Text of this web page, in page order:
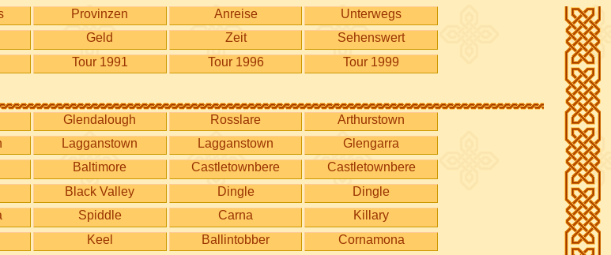
Provinzen Anreise
Unterwegs
Geld Zeit
Sehenswert
Tour 1991 Tour 1996
Tour 1999
Glendalough Rosslare
Arthurstown
Lagganstown Lagganstown
Glengarra
Baltimore Castletownbere
Castletownbere
Black Valley Dingle
Dingle
Spiddle Carna
Killary
Keel Ballintobber
Cornamona